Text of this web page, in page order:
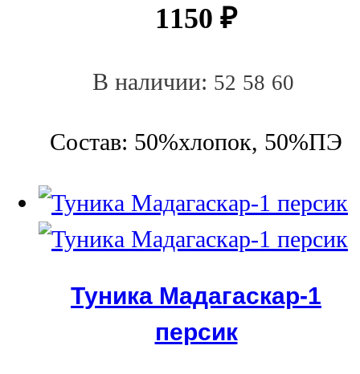
1150 ₽
В наличии: 52 58 60
Состав: 50%хлопок, 50%ПЭ
Туника Мадагаскар-1
персик